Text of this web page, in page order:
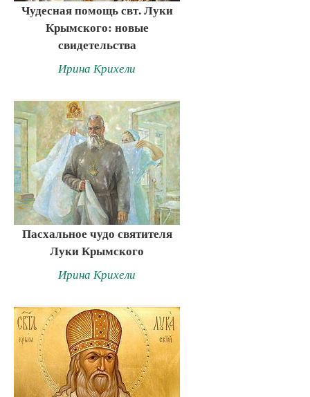
Чудесная помощь свт. Луки
Крымского: новые
свидетельства
Ирина Крихели
Пасхальное чудо святителя
Луки Крымского
Ирина Крихели